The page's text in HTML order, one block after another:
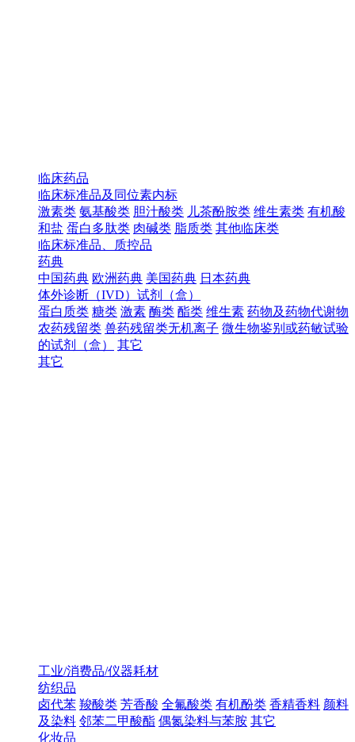
临床药品
临床标准品及同位素内标
激素类 氨基酸类 胆汁酸类 儿茶酚胺类 维生素类 有机酸
和盐 蛋白多肽类 肉碱类 脂质类 其他临床类
临床标准品、质控品
药典
中国药典 欧洲药典 美国药典 日本药典
体外诊断（IVD）试剂（盒）
蛋白质类 糖类 激素 酶类 酯类 维生素 药物及药物代谢物
农药残留类 兽药残留类无机离子 微生物鉴别或药敏试验
的试剂（盒）
其它
其它
工业/消费品/仪器耗材
纺织品
卤代苯 羧酸类 芳香酸 全氟酸类 有机酚类 香精香料 颜料
及染料 邻苯二甲酸酯 偶氮染料与苯胺 其它
化妆品